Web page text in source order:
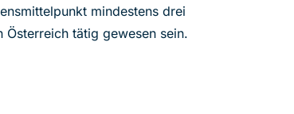
mindestens drei
tätig gewesen sein.